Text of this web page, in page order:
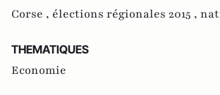
Corse , élections régionales 2015 ,
THEMATIQUES
Economie